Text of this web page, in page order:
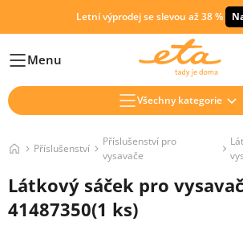
Letní výprodej se slevou až 38 %
HlavníMenu
Všechny kategorie
Příslušenství
Příslušenství pro
vysavače
Látkový sáček pro
41487350(1 ks)